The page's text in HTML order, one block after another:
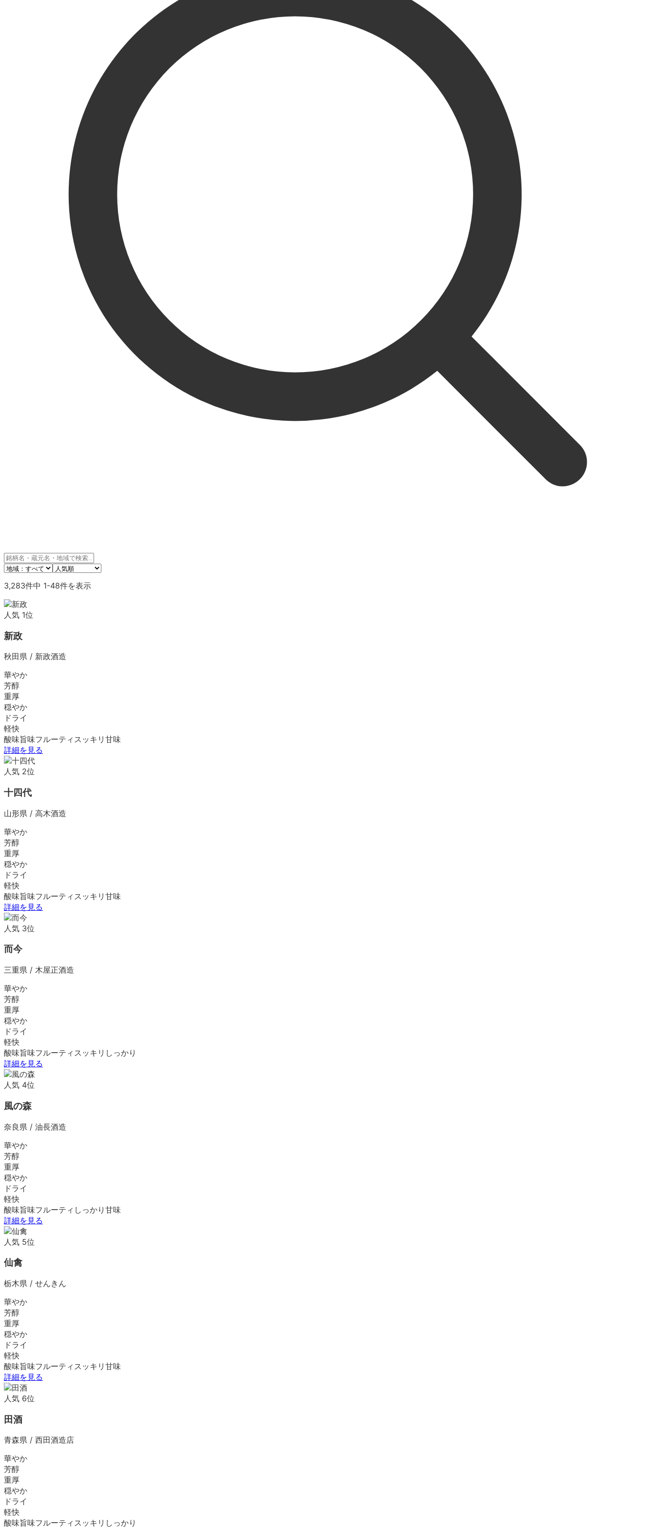
3,283件中 1-48件を表示
人気 1位
新政
秋田県 / 新政酒造
華やか
芳醇
重厚
穏やか
ドライ
軽快
酸味旨味フルーティ スッキリ 甘味
詳細を見る
人気 2位
十四代
山形県 / 高木酒造
華やか
芳醇
重厚
穏やか
ドライ
軽快
酸味旨味フルーティ スッキリ 甘味
詳細を見る
人気 3位
而今
三重県 / 木屋正酒造
華やか
芳醇
重厚
穏やか
ドライ
軽快
酸味旨味フルーティ スッキリ しっかり
詳細を見る
人気 4位
風の森
奈良県 / 油長酒造
華やか
芳醇
重厚
穏やか
ドライ
軽快
酸味旨味フルーティ しっかり 甘味
詳細を見る
人気 5位
仙禽
栃木県 / せんきん
華やか
芳醇
重厚
穏やか
ドライ
軽快
酸味旨味フルーティ スッキリ 甘味
詳細を見る
人気 6位
田酒
青森県 / 西田酒造店
華やか
芳醇
重厚
穏やか
ドライ
軽快
酸味旨味フルーティ スッキリ しっかり